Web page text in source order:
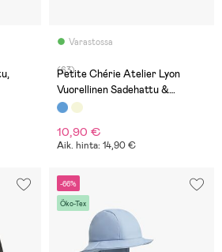
Varastossa
(63)
Petite Chérie Atelier Lyon
Vuorellinen Sadehattu &
Rukkaset, Dots Icy Morn
10,90 €
Aik. hinta: 14,90 €
-66%
Öko-Tex